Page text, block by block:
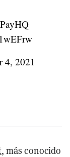
4, 2021
, más conocido